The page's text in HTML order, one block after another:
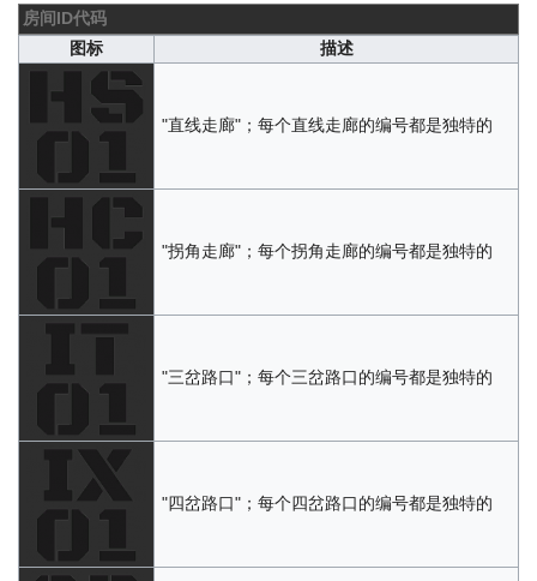
房间ID代码
图标
描述
"直线走廊"；每个直线走廊的编号都是独特的
"拐角走廊"；每个拐角走廊的编号都是独特的
"三岔路口"；每个三岔路口的编号都是独特的
"四岔路口"；每个四岔路口的编号都是独特的